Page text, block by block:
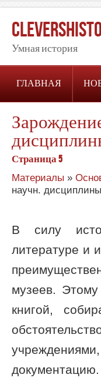
Умная история
ГЛАВНАЯ
Страница 5
Материалы »
научн. дисциплины
В силу
литературе и
музеев.
книгой,